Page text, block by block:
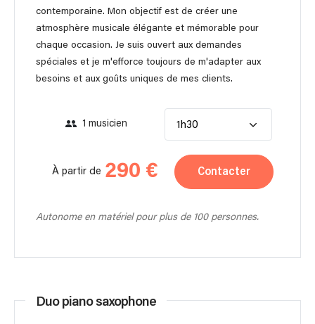
contemporaine. Mon objectif est de créer une
atmosphère musicale élégante et mémorable pour
chaque occasion. Je suis ouvert aux demandes
spéciales et je m'efforce toujours de m'adapter aux
besoins et aux goûts uniques de mes clients.
1 musicien 1h30
À partir de 290 € Contacter
Autonome en matériel pour plus de 100 personnes.
Duo piano saxophone